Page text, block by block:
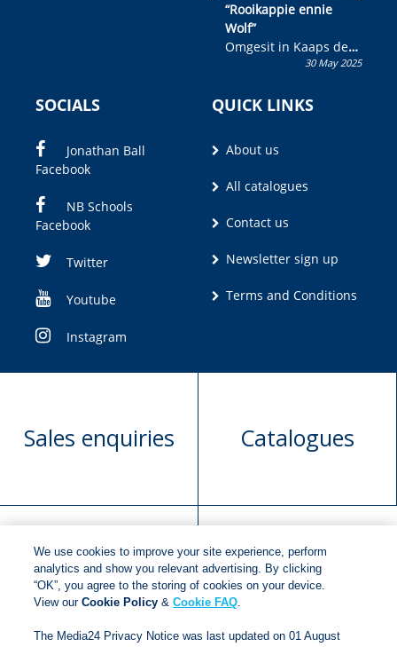
“Rooikappie ennie
Wolf”
Omgesit in Kaaps deur
Olivia M. Coetzee30 May 2025
SOCIALS
Jonathan Ball
Facebook
NB Schools
Facebook
Twitter
Youtube
Instagram
QUICK LINKS
About us
All catalogues
Contact us
Newsletter sign up
Terms and Conditions
Sales enquiries Catalogues
Manuscript
submission
Request book
rights
We use cookies to improve your site experience, perform
analytics and show you relevant advertising. By clicking
“OK”, you agree to the storing of cookies on your device.
View ourCookie Policy &Cookie FAQ.
The Media24 Privacy Notice was last updated on 01 August